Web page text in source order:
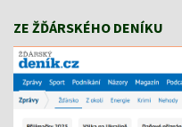
ZE ŽĎÁRSKÉHO DENÍKU